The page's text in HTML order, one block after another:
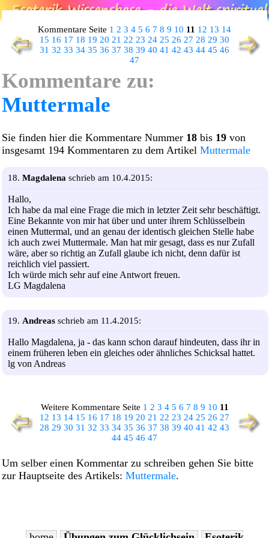
Kommentare Seite 1 2 3 4 5 6 7 8 9 10 11 12 13 14
15 16 17 18 19 20 21 22 23 24 25 26 27 28 29 30
31 32 33 34 35 36 37 38 39 40 41 42 43 44 45 46
47
Kommentare zu:
Muttermale
Sie finden hier die Kommentare Nummer 18 bis 19 von
insgesamt 194 Kommentaren zu dem Artikel Muttermale
18. Magdalena schrieb am 10.4.2015:
Hallo,
Ich habe da mal eine Frage die mich in letzter Zeit sehr beschäftigt.
Eine Bekannte von mir hat über und unter ihrem Schlüsselbein
einen Muttermal, und an genau der identisch gleichen Stelle habe
ich auch zwei Muttermale. Man hat mir gesagt, dass es nur Zufall
wäre, aber so richtig an Zufall glaube ich nicht, denn dafür ist
reichlich viel passiert.
Ich würde mich sehr auf eine Antwort freuen.
LG Magdalena
19. Andreas schrieb am 11.4.2015:
Hallo Magdalena, ja - das kann schon darauf hindeuten, dass ihr in
einem früheren leben ein gleiches oder ähnliches Schicksal hattet.
lg von Andreas
Weitere Kommentare Seite 1 2 3 4 5 6 7 8 9 10 11
12 13 14 15 16 17 18 19 20 21 22 23 24 25 26 27
28 29 30 31 32 33 34 35 36 37 38 39 40 41 42 43
44 45 46 47
Um selber einen Kommentar zu schreiben gehen Sie bitte
zur Hauptseite des Artikels: Muttermale.